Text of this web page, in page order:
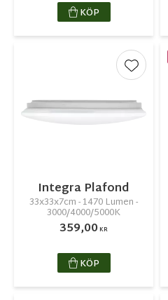
KÖP
Integra Plafond
33x33x7cm - 1470 Lumen -
3000/4000/5000K
359,00KR
Lägg
KÖP